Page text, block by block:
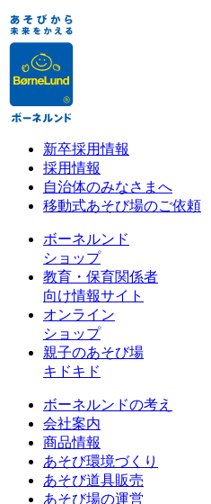
新卒採用情報
採用情報
自治体のみなさまへ
移動式あそび場のご依頼
ボーネルンド
ショップ
教育・保育関係者
向け情報サイト
オンライン
ショップ
親子のあそび場
キドキド
ボーネルンドの考え
会社案内
商品情報
あそび環境づくり
あそび道具販売
あそび場の運営